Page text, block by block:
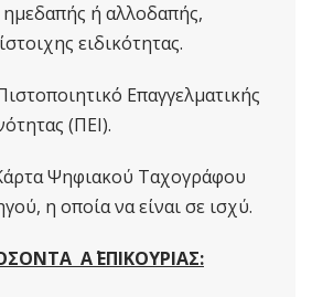
ημεδαπής ή αλλοδαπής,
ειδικότητας.
Επαγγελματικής
(ΠΕΙ).
Ψηφιακού Ταχογράφου
η οποία να είναι σε ισχύ.
Α΄ ΕΠΙΚΟΥΡΙΑΣ: